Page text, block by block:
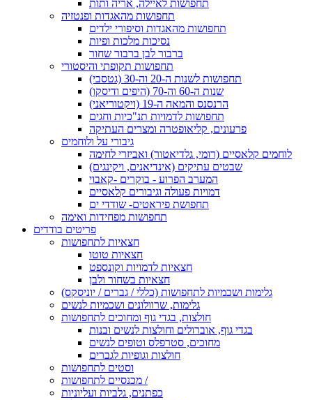
תחפושות לאיילה, אריה ותות
תחפושות מהאגדות ופנטזיה
תחפושות מהאגדות וסיפורי ילדים
נסיכות מלכות ופיות
ברבור לבן ברבור שחור
תחפושות תקופתי והיסטורי
תחפושות לשנות ה-20 וה-30 (גטסבי)
שנות ה-60 וה-70 (היפים ודיסקו)
הרנסנס והמאה ה-19 (ויקטוריאני)
תחפושות לדמויות תנ"כיות וחגים
פרעונים, קליאופטרה ומצרים העתיקה
גיבורי על ולוחמים
לוחמים קלאסיים (רומי, גלדיאטור) ואביזרי לחימה
שבטים עתיקים (אינדיאנים, ויקינגים)
המערב הפרוע - בוקרים -קאבוי
דמויות פעולה וגיבורים קלאסיים
תחפושת פיראטים- שודדי ים
תחפושות מפחידות ואימה
פריטים בודדים
חצאיות לתחפושות
חצאיות טוטו
חצאיות לדמויות וקונספט
חצאיות בשחור ולבן
גלימות ושכמיות לתחפושות (כללי / גברים / יוניסקס)
גלימות, שרוולונים ושכמיות לנשים
חולצות, בגדי גוף ומחוכים לתחפושות
בגדי גוף, אוברולים וחולצות לנשים ובנות
מחוכים, סטרפלס וטופים לנשים
חולצות וגופיות לגברים
וסטים לתחפושות
מכנסיים לתחפושות /
כפתנים, גלביות ועליוניות